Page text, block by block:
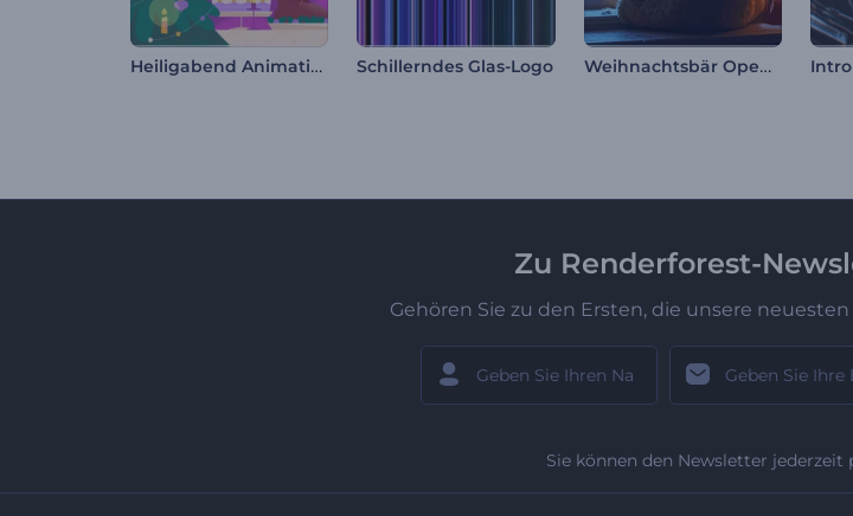
Heiligabend Animationen Schillerndes Glas-Logo Weihnachtsbär Opener
Zu Renderforest-
Gehören Sie zu den Ersten, die unsere
Sie können den Newsletter jederzeit